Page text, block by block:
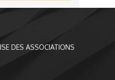
DES ASSOCIATIONS